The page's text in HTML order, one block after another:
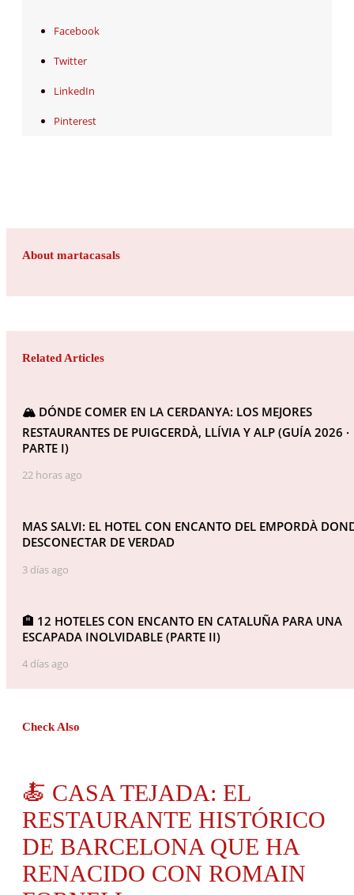
Facebook
Twitter
LinkedIn
Pinterest
About martacasals
Related Articles
🏔️ DÓNDE COMER EN LA CERDANYA: LOS MEJORES
RESTAURANTES DE PUIGCERDÀ, LLÍVIA Y ALP (GUÍA 2026 ·
PARTE I)
22 horas ago
MAS SALVI: EL HOTEL CON ENCANTO DEL EMPORDÀ
DESCONECTAR DE VERDAD
3 días ago
🏨 12 HOTELES CON ENCANTO EN CATALUÑA PARA UNA
ESCAPADA INOLVIDABLE (PARTE II)
4 días ago
Check Also
🍝 CASA TEJADA: EL
RESTAURANTE HISTÓRICO
DE BARCELONA QUE HA
RENACIDO CON ROMAIN